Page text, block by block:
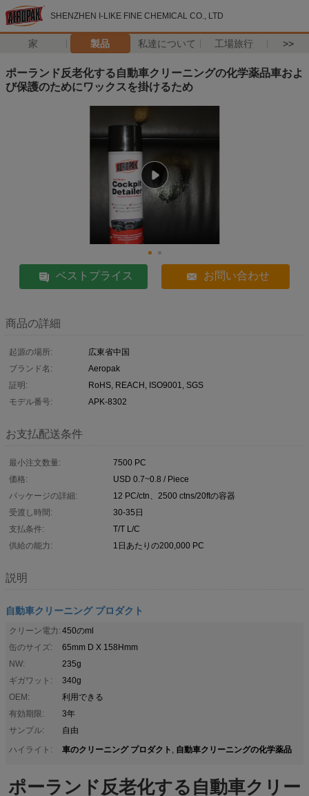
SHENZHEN I-LIKE FINE CHEMICAL CO., LTD
家 製品 私達について 工場旅行 >>
ポーランド反老化する自動車クリーニングの化学薬品車およ
び保護のためにワックスを掛けるため
ベストプライス お問い合わせ
商品の詳細
起源の場所:
広東省中国
ブランド名:
Aeropak
証明:
RoHS, REACH, ISO9001, SGS
モデル番号:
APK-8302
お支払配送条件
最小注文数量:
7500 PC
価格:
USD 0.7~0.8 / Piece
パッケージの詳細:
12 PC/ctn、2500 ctns/20ftの容器
受渡し時間:
30-35日
支払条件:
T/T L/C
供給の能力:
1日あたりの200,000 PC
説明
自動車クリーニング プロダクト
クリーン電力: 450のml
缶のサイズ:
65mm D X 158Hmm
NW:
235g
ギガワット:
340g
OEM:
利用できる
有効期限:
3年
サンプル:
自由
ハイライト:
車のクリーニング プロダクト , 自動車クリーニングの化学薬品
ポーランド反老化する自動車クリー